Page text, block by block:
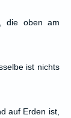
die oben am
ist nichts
auf Erden ist,